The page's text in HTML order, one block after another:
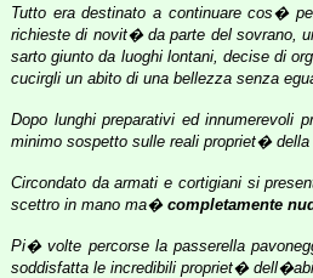
Tutto era destinato a continuare cos�
richieste di novit� da parte del sovrano,
sarto giunto da luoghi lontani, decise di
cucirgli un abito di una bellezza senza
Dopo lunghi preparativi ed
minimo sospetto sulle reali propriet�
Circondato da armati e cortigiani si
scettro in mano ma� completamente
Pi� volte percorse la passerella
soddisfatta le incredibili propriet�